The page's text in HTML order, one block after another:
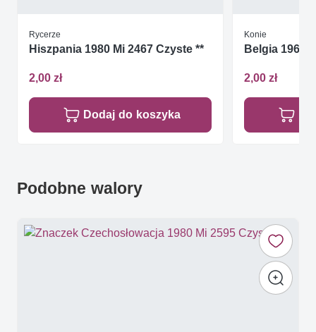
Rycerze
Hiszpania 1980 Mi 2467 Czyste **
2,00 zł
Dodaj do koszyka
Konie
Belgia 1962
2,00 zł
Podobne walory